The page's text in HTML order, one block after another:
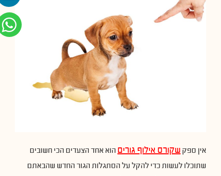
אין ספקשקורס אילוף גוריםהוא אחד הצעדים הכי חשובים
שתוכלו לעשות כדי להקל על הסתגלות הגור החדש שהבאתם